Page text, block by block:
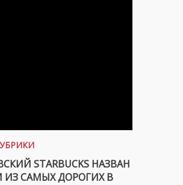
STARBUCKS НАЗВАН
САМЫХ ДОРОГИХ В